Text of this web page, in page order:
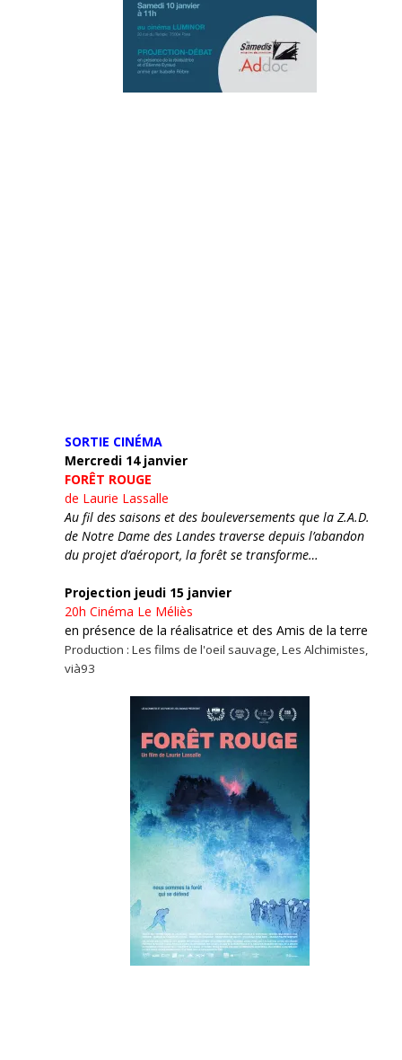
SORTIE CINÉMA
Mercredi 14 janvier
FORÊT ROUGE
de Laurie Lassalle
Au fil des saisons et des bouleversements que la Z.A.D.
de Notre Dame des Landes traverse depuis l’abandon
du projet d’aéroport, la forêt se transforme…
Projection jeudi 15 janvier
20h Cinéma Le Méliès
en présence de la réalisatrice et des Amis de la terre
Production : Les films de l'oeil sauvage, Les Alchimistes,
vià93